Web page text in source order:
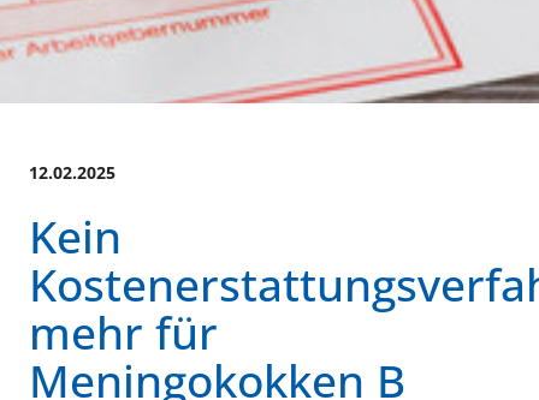
12.02.2025
Kein
mehr für
Meningokokken B